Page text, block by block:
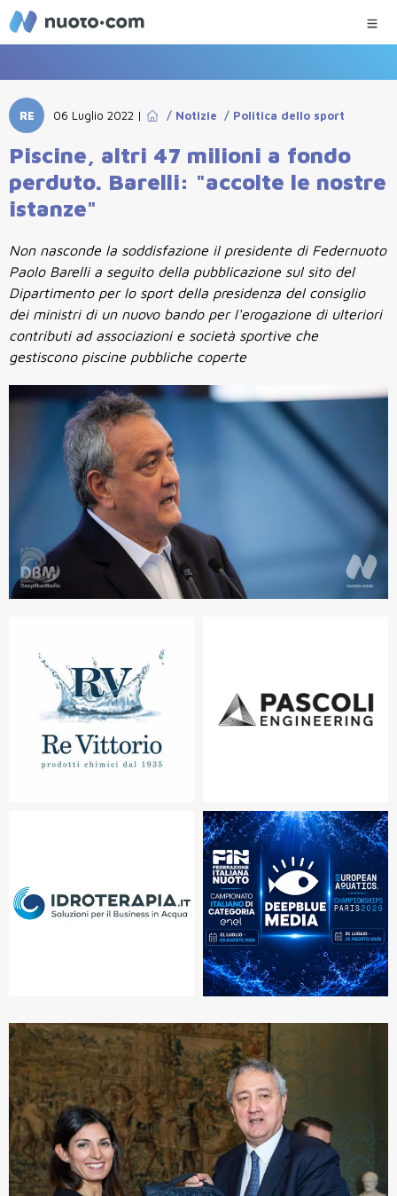
RE 06 Luglio 2022 | / Notizie / Politica dello sport
Piscine, altri 47 milioni a fondo
perduto. Barelli: "accolte le nostre
istanze"
Non nasconde la soddisfazione il presidente di Federnuoto
Paolo Barelli a seguito della pubblicazione sul sito del
Dipartimento per lo sport della presidenza del consiglio
dei ministri di un nuovo bando per l'erogazione di ulteriori
contributi ad associazioni e società sportive che
gestiscono piscine pubbliche coperte